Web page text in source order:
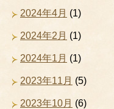
2024年4月 (1)
2024年2月 (1)
2024年1月 (1)
2023年11月 (5)
2023年10月 (6)